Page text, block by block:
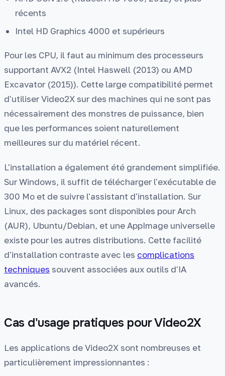
récents
Intel HD Graphics 4000 et supérieurs
Pour les CPU, il faut au minimum des processeurs
supportant AVX2 (Intel Haswell (2013) ou AMD
Excavator (2015)). Cette large compatibilité permet
d'utiliser Video2X sur des machines qui ne sont pas
nécessairement des monstres de puissance, bien
que les performances soient naturellement
meilleures sur du matériel récent.
L'installation a également été grandement simplifiée.
Sur Windows, il suffit de télécharger l'exécutable de
300 Mo et de suivre l'assistant d'installation. Sur
Linux, des packages sont disponibles pour Arch
(AUR), Ubuntu/Debian, et une AppImage universelle
existe pour les autres distributions. Cette facilité
d'installation contraste avec les complications
techniques souvent associées aux outils d'IA
avancés.
Cas d'usage pratiques pour Video2X
Les applications de Video2X sont nombreuses et
particulièrement impressionnantes :